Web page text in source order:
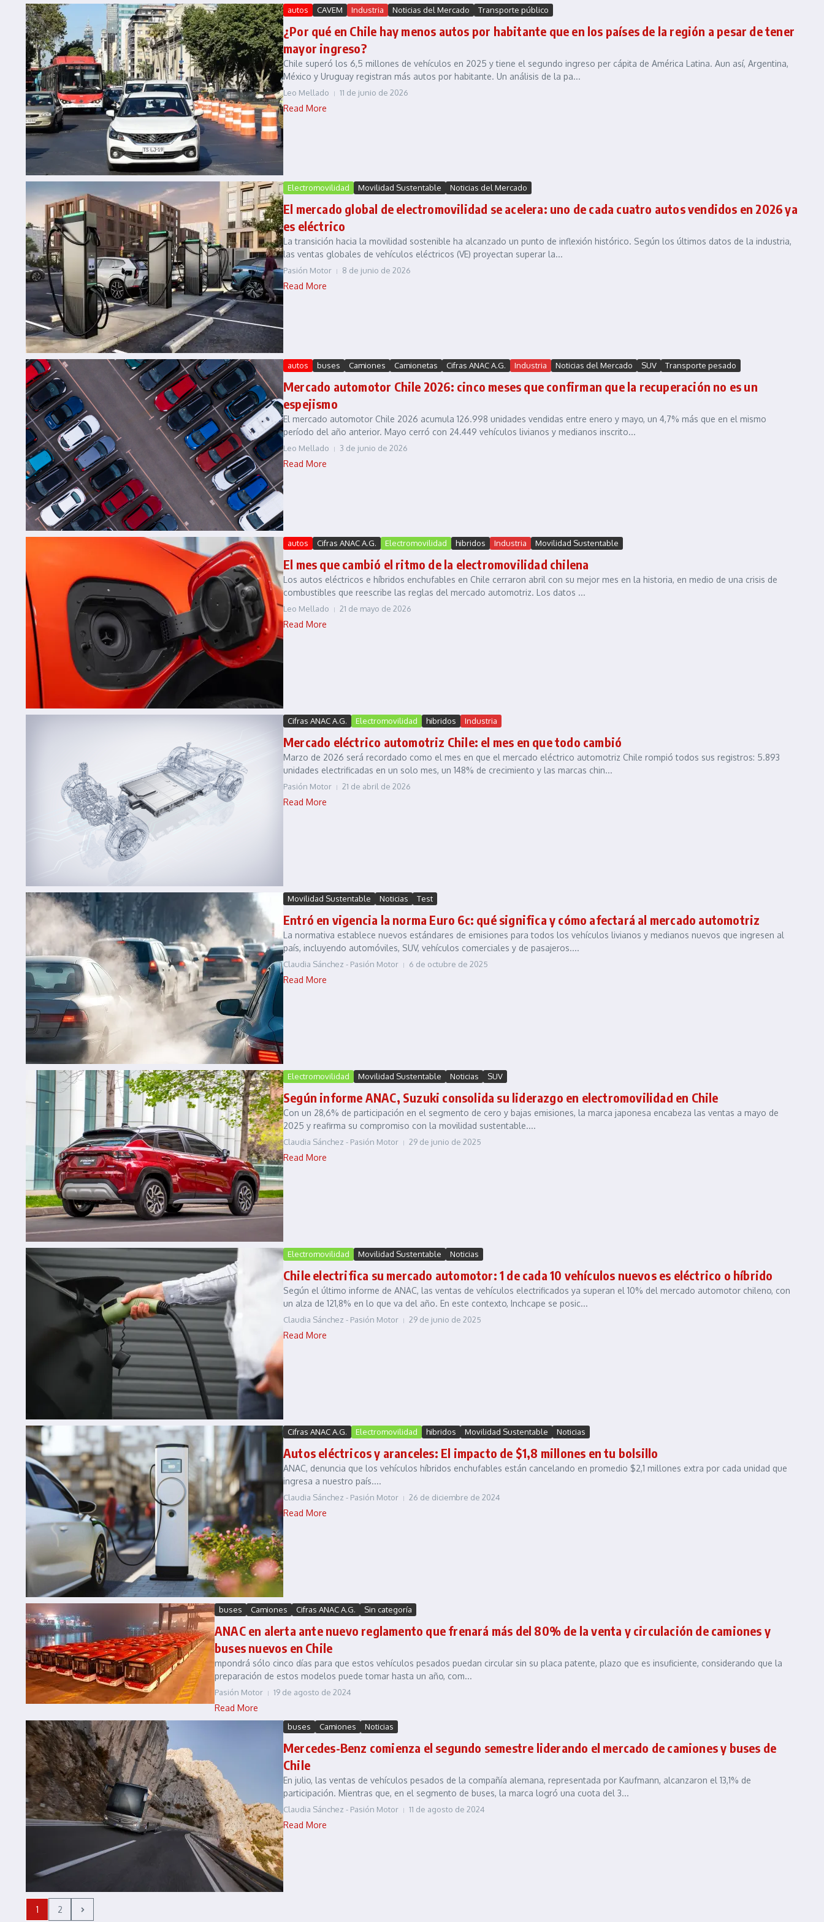
autos CAVEM Industria Noticias del Mercado Transporte público
¿Por qué en Chile hay menos autos por habitante que en los países de la región a pesar de tener
mayor ingreso?
Chile superó los 6,5 millones de vehículos en 2025 y tiene el segundo ingreso per cápita de América Latina. Aun así, Argentina,
México y Uruguay registran más autos por habitante. Un análisis de la pa...
Leo Mellado 11 de junio de 2026
Read More
Electromovilidad Movilidad Sustentable Noticias del Mercado
El mercado global de electromovilidad se acelera: uno de cada cuatro autos vendidos en 2026 ya
es eléctrico
La transición hacia la movilidad sostenible ha alcanzado un punto de inflexión histórico. Según los últimos datos de la industria,
las ventas globales de vehículos eléctricos (VE) proyectan superar la...
Pasión Motor 8 de junio de 2026
Read More
autos buses Camiones Camionetas Cifras ANAC A.G. Industria Noticias del Mercado SUV Transporte pesado
Mercado automotor Chile 2026: cinco meses que confirman que la recuperación no es un
espejismo
El mercado automotor Chile 2026 acumula 126.998 unidades vendidas entre enero y mayo, un 4,7% más que en el mismo
período del año anterior. Mayo cerró con 24.449 vehículos livianos y medianos inscrito...
Leo Mellado 3 de junio de 2026
Read More
autos Cifras ANAC A.G. Electromovilidad hibridos Industria Movilidad Sustentable
El mes que cambió el ritmo de la electromovilidad chilena
Los autos eléctricos e híbridos enchufables en Chile cerraron abril con su mejor mes en la historia, en medio de una crisis de
combustibles que reescribe las reglas del mercado automotriz. Los datos ...
Leo Mellado 21 de mayo de 2026
Read More
Cifras ANAC A.G. Electromovilidad hibridos Industria
Mercado eléctrico automotriz Chile: el mes en que todo cambió
Marzo de 2026 será recordado como el mes en que el mercado eléctrico automotriz Chile rompió todos sus registros: 5.893
unidades electrificadas en un solo mes, un 148% de crecimiento y las marcas chin...
Pasión Motor 21 de abril de 2026
Read More
Movilidad Sustentable Noticias Test
Entró en vigencia la norma Euro 6c: qué significa y cómo afectará al mercado automotriz
La normativa establece nuevos estándares de emisiones para todos los vehículos livianos y medianos nuevos que ingresen al
país, incluyendo automóviles, SUV, vehículos comerciales y de pasajeros....
Claudia Sánchez - Pasión Motor 6 de octubre de 2025
Read More
Electromovilidad Movilidad Sustentable Noticias SUV
Según informe ANAC, Suzuki consolida su liderazgo en electromovilidad en Chile
Con un 28,6% de participación en el segmento de cero y bajas emisiones, la marca japonesa encabeza las ventas a mayo de
2025 y reafirma su compromiso con la movilidad sustentable....
Claudia Sánchez - Pasión Motor 29 de junio de 2025
Read More
Electromovilidad Movilidad Sustentable Noticias
Chile electrifica su mercado automotor: 1 de cada 10 vehículos nuevos es eléctrico o híbrido
Según el último informe de ANAC, las ventas de vehículos electrificados ya superan el 10% del mercado automotor chileno, con
un alza de 121,8% en lo que va del año. En este contexto, Inchcape se posic...
Claudia Sánchez - Pasión Motor 29 de junio de 2025
Read More
Cifras ANAC A.G. Electromovilidad hibridos Movilidad Sustentable Noticias
Autos eléctricos y aranceles: El impacto de $1,8 millones en tu bolsillo
ANAC, denuncia que los vehículos híbridos enchufables están cancelando en promedio $2,1 millones extra por cada unidad que
ingresa a nuestro país....
Claudia Sánchez - Pasión Motor 26 de diciembre de 2024
Read More
buses Camiones Cifras ANAC A.G. Sin categoría
ANAC en alerta ante nuevo reglamento que frenará más del 80% de la venta y circulación de camiones y
buses nuevos en Chile
mpondrá sólo cinco días para que estos vehículos pesados puedan circular sin su placa patente, plazo que es insuficiente, considerando que la
preparación de estos modelos puede tomar hasta un año, com...
Pasión Motor 19 de agosto de 2024
Read More
buses Camiones Noticias
Mercedes-Benz comienza el segundo semestre liderando el mercado de camiones y buses de
Chile
En julio, las ventas de vehículos pesados de la compañía alemana, representada por Kaufmann, alcanzaron el 13,1% de
participación. Mientras que, en el segmento de buses, la marca logró una cuota del 3...
Claudia Sánchez - Pasión Motor 11 de agosto de 2024
Read More
1 2